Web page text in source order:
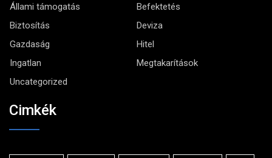
Állami támogatás
Befektetés
Biztosítás
Deviza
Gazdaság
Hitel
Ingatlan
Megtakarítások
Uncategorized
Cimkék